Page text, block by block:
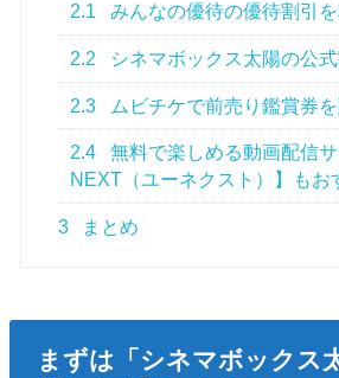
2.1 みんなの優待の優待割引
2.2 シネマボックス太陽の公
2.3 ムビチケで前売り鑑賞券
2.4
無料で楽しめる動画配信
NEXT（ユーネクスト）】もお
3 まとめ
まずは「シネマボックス